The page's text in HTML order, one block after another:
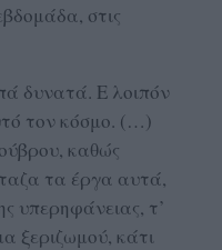
στις
δυνατά. Ε λοιπόν
τον κόσμο. (…)
καθώς
τα έργα αυτά,
υπερηφάνειας, τ’
ξεριζωμού, κάτι